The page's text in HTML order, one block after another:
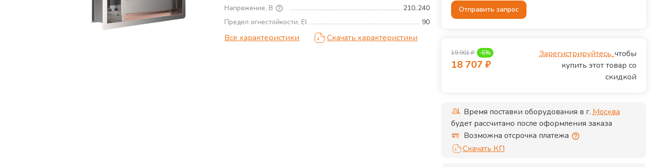
Напряжение, В
210..240
Предел огнестойкости, El
90
Все характеристики Скачать характеристики
Отправить запрос
19 901₽ -6%
18 707 ₽
Зарегистрируйтесь,чтобы
купить этот товар со
скидкой
Время поставки оборудования в г.Москва
будет рассчитано после оформления заказа
Возможна отсрочка платежа
Скачать КП